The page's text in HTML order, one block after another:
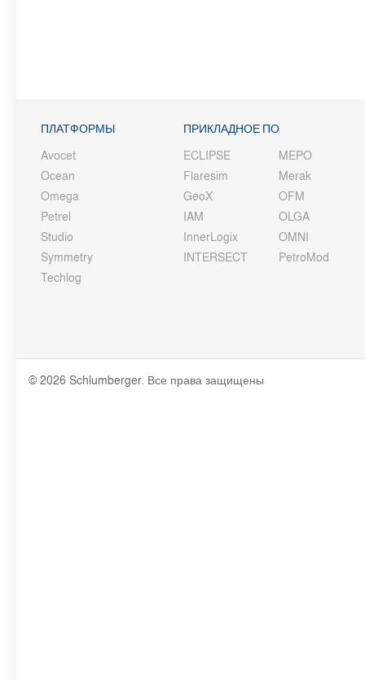
ПЛАТФОРМЫ
Avocet
Ocean
Omega
Petrel
Studio
Symmetry
Techlog
ПРИКЛАДНОЕ ПО
ECLIPSE
Flaresim
GeoX
IAM
InnerLogix
INTERSECT
MEPO
Merak
OFM
OLGA
OMNI
PetroMod
© 2026 Schlumberger. Все права защищены